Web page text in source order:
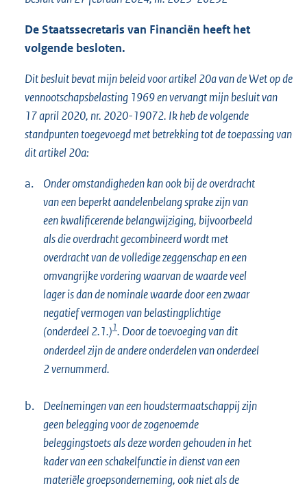
:
2
b
De Staatssecretaris van Financiën heeft het
volgende besloten.
Dit besluit bevat mijn beleid voor artikel 20a van de Wet op de
vennootschapsbelasting 1969 en vervangt mijn besluit van
17 april 2020, nr. 2020-19072. Ik heb de volgende
standpunten toegevoegd met betrekking tot de toepassing van
dit artikel 20a:
a.
Onder omstandigheden kan ook bij de overdracht
van een beperkt aandelenbelang sprake zijn van
een kwalificerende belangwijziging, bijvoorbeeld
als die overdracht gecombineerd wordt met
overdracht van de volledige zeggenschap en een
omvangrijke vordering waarvan de waarde veel
lager is dan de nominale waarde door een zwaar
negatief vermogen van belastingplichtige
(onderdeel 2.1.)1. Door de toevoeging van dit
onderdeel zijn de andere onderdelen van onderdeel
2 vernummerd.
b.
Deelnemingen van een houdstermaatschappij zijn
geen belegging voor de zogenoemde
beleggingstoets als deze worden gehouden in het
kader van een schakelfunctie in dienst van een
materiële groepsonderneming, ook niet als de